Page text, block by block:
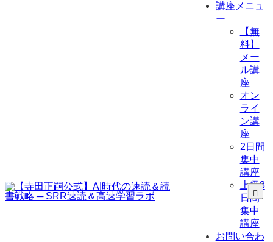
講座メニュ
ー
【無
料】
メー
ル講
座
オン
ライ
ン講
座
2日間
集中
講座
上級3
日間
集中
講座
お問い合わ